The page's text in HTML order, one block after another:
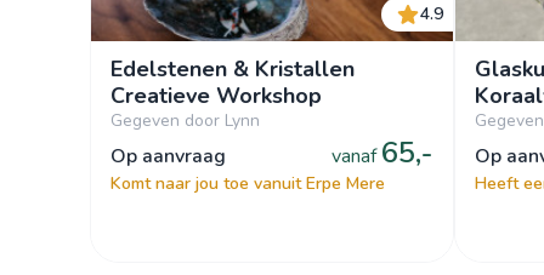
4.9
Edelstenen & Kristallen
Creatieve Workshop
Gegeven door Lynn
op aanvraag vanaf 65,-
Komt naar jou toe vanuit Erpe Mere
op
Heeft